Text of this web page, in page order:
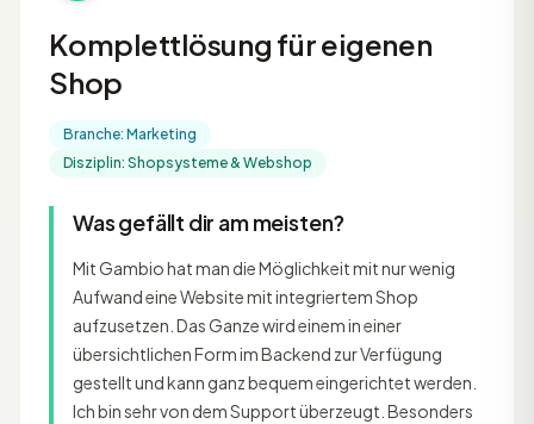
Komplettlösung für eigenen
Shop
Branche: Marketing
Disziplin: Shopsysteme & Webshop
Was gefällt dir am meisten?
Mit Gambio hat man die Möglichkeit mit nur wenig
Aufwand eine Website mit integriertem Shop
aufzusetzen. Das Ganze wird einem in einer
übersichtlichen Form im Backend zur Verfügung
gestellt und kann ganz bequem eingerichtet werden.
Ich bin sehr von dem Support überzeugt. Besonders